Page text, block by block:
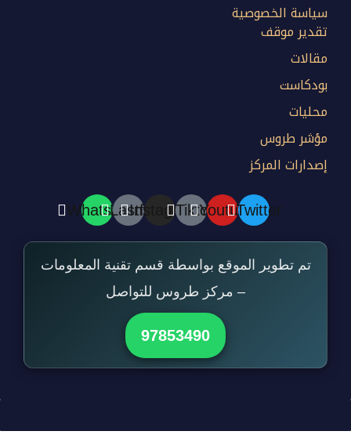
سياسة الخصوصية
تقدير موقف
مقالات
بودكاست
محليات
مؤشر طروس
إصدارات المركز
Twitter
Youtube
Tiktok
Instagram
Lastfm
Whatsapp
تم تطوير الموقع بواسطة قسم تقنية المعلومات
– مركز طروس للتواصل
97853490